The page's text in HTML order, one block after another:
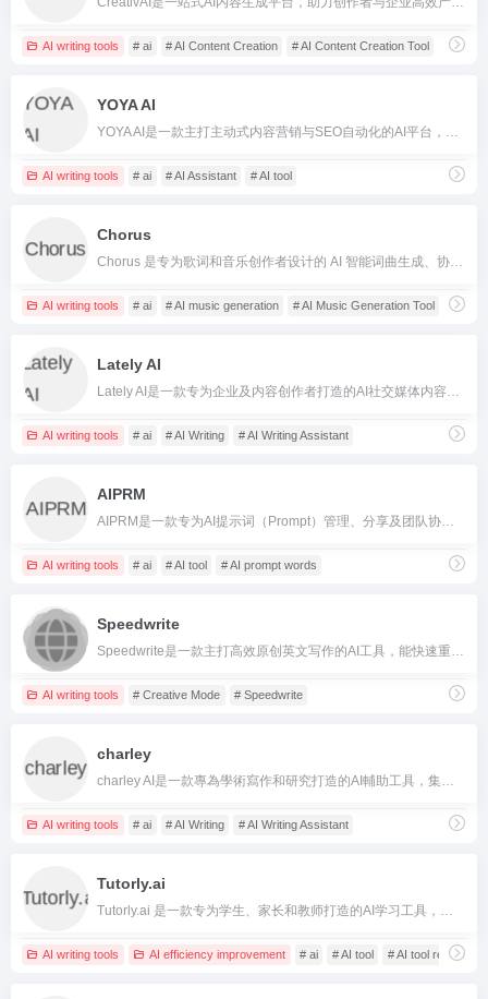
AI writing tools # ai # AI Content Creation # AI Content Creation Tool
YOYA AI
AI writing tools # ai # AI Assistant # AI tool
Chorus
AI writing tools # ai # AI music generation # AI Music Generation Tool
Lately AI
AI writing tools # ai # AI Writing # AI Writing Assistant
AIPRM
AI writing tools # ai # AI tool # AI prompt words
Speedwrite
AI writing tools # Creative Mode # Speedwrite
charley
AI writing tools # ai # AI Writing # AI Writing Assistant
Tutorly.ai
AI writing tools AI efficiency improvement # ai # AI tool # AI tool